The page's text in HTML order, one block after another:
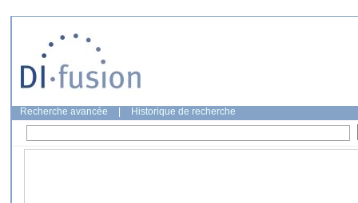
Recherche avancée Historique de recherche